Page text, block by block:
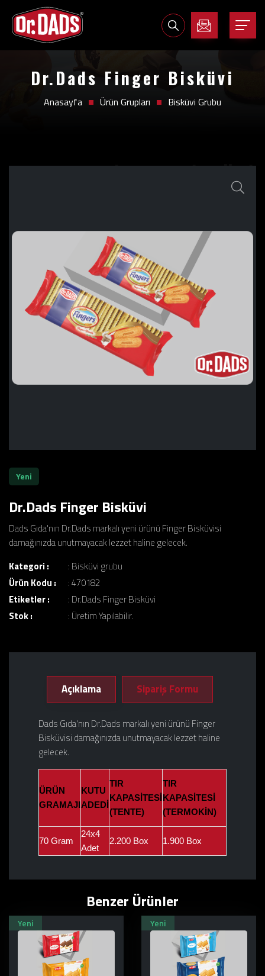
Dr.Dads Finger Bisküvi
Anasayfa Ürün Grupları Bisküvi Grubu
Yeni
Dr.Dads Finger Bisküvi
Dads Gıda'nın Dr.Dads markalı yeni ürünü Finger Bisküvisi
damağınızda unutmayacak lezzet haline gelecek.
Kategori :
: Bisküvi grubu
Ürün Kodu :
: 470182
Etiketler :
: Dr.Dads Finger Bisküvi
Stok :
: Üretim Yapılabilir.
Açıklama Sipariş Formu
Dads Gıda'nın Dr.Dads markalı yeni ürünü Finger
Bisküvisi damağınızda unutmayacak lezzet haline
gelecek.
ÜRÜN
GRAMAJI
KUTU
ADEDİ
TIR
KAPASİTESİ
(TENTE)
TIR
KAPASİTESİ
(TERMOKİN)
70 Gram
24x4
Adet
2.200 Box 1.900 Box
Benzer Ürünler
Yeni Yeni